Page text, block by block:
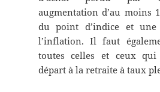
augmentation d’au moins
du point d’indice et
l’inflation. Il faut
toutes celles et ceux
départ à la retraite à taux